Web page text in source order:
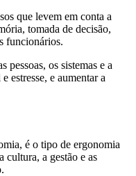
que levem em conta a
tomada de decisão,
funcionários.
pessoas, os sistemas e a
estresse, e aumentar a
é o tipo de ergonomia
cultura, a gestão e as